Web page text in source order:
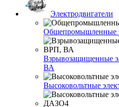
Электродвигатели
Общепромышленные
Взрывозащищенные
ВА
Высоковольтные